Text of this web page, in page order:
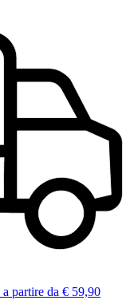
a partire da € 59,90